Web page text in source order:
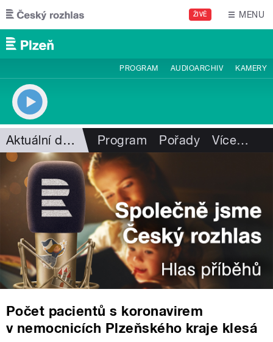
Přejít k hlavnímu obsahu
ŽIVĚ MENU
PROGRAM AUDIOARCHIV KAMERY
Aktuální dění Program Pořady Více…
Počet pacientů s koronavirem
v nemocnicích Plzeňského kraje klesá